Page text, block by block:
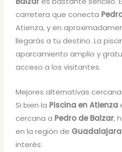
carretera que conecta
Atienza, y en
llegarás a tu destino. La
aparcamiento amplio y
acceso a los visitantes.
Mejores alternativas
Si bien la Piscina en Atienza
cercana a Pedro de Balzar,
en la región de Guadalajara
interés: